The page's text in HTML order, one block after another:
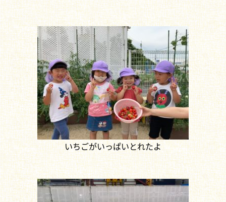
いちごがいっぱいとれたよ